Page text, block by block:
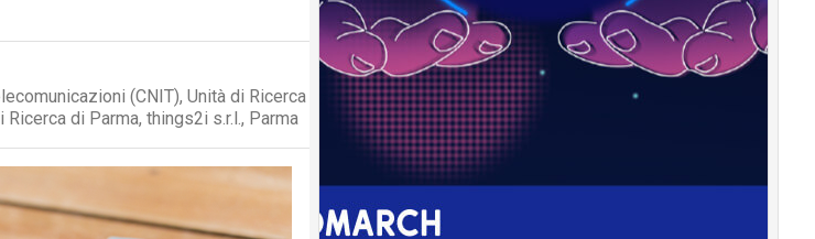
(CNIT), Unità di Ricerca
di Parma, things2i s.r.l., Parma